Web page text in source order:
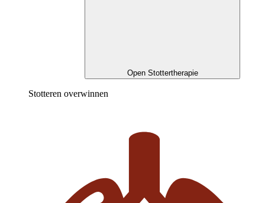
Open Stottertherapie
Stotteren overwinnen